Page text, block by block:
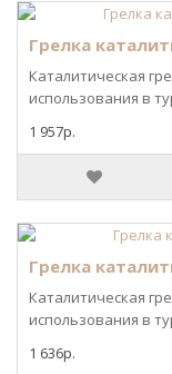
Грелка
Каталитическая
использования в
1 957р.
Грелка
Каталитическая
использования в
1 636р.